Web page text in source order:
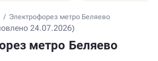
/ Электрофорез метро Беляево
24.07.2026)
метро Беляево